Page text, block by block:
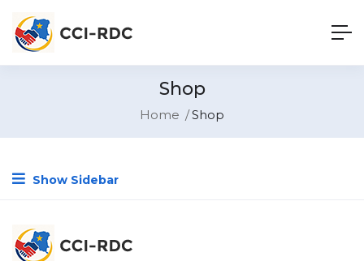
Shop
Home Shop
Show Sidebar